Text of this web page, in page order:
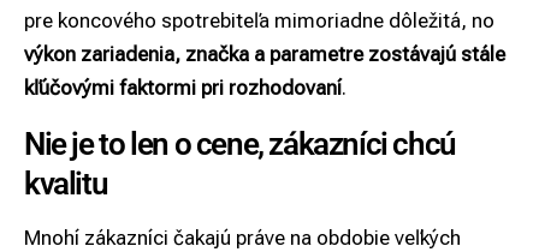
pre koncového spotrebiteľa mimoriadne dôležitá, no
výkon zariadenia, značka a parametre zostávajú stále
kľúčovými faktormi pri rozhodovaní.
Nie je to len o cene, zákazníci chcú
kvalitu
Mnohí zákazníci čakajú práve na obdobie veľkých